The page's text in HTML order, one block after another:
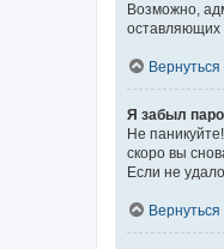
Возможно,
оставляющих
Вернуться
Я забыл
Не
скоро вы
Если не
Вернуться